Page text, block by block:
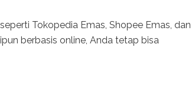
Tokopedia Emas, Shopee Emas, dan
berbasis online, Anda tetap bisa